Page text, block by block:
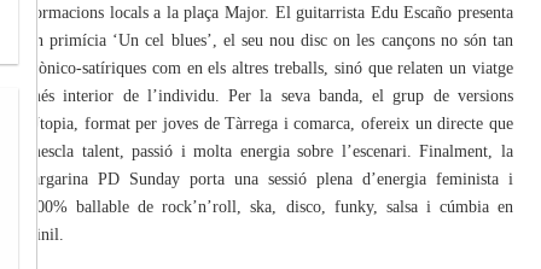
formacions locals a la plaça Major. El guitarrista Edu Escaño presenta
en primícia ‘Un cel blues’, el seu nou disc on les cançons no són tan
irònico-satíriques com en els altres treballs, sinó que relaten un viatge
més interior de l’individu. Per la seva banda, el grup de versions
Utopia, format per joves de Tàrrega i comarca, ofereix un directe que
mescla talent, passió i molta energia sobre l’escenari. Finalment, la
targarina PD Sunday porta una sessió plena d’energia feminista i
100% ballable de rock’n’roll, ska, disco, funky, salsa i cúmbia en
vinil.